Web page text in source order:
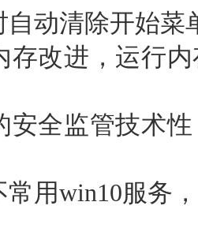
动清除开始菜
改进，运行内
全监管技术性
win10服务，